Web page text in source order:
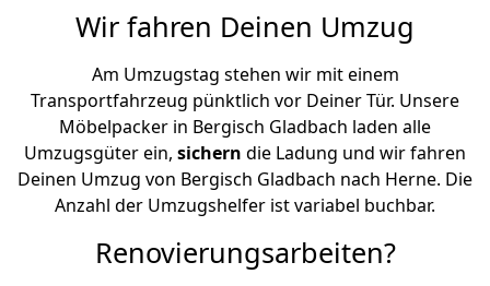
Wir fahren Deinen Umzug
Am Umzugstag stehen wir mit einem
Transportfahrzeug pünktlich vor Deiner Tür. Unsere
Möbelpacker in Bergisch Gladbach laden alle
Umzugsgüter ein, sichern die Ladung und wir fahren
Deinen Umzug von Bergisch Gladbach nach Herne. Die
Anzahl der Umzugshelfer ist variabel buchbar.
Renovierungsarbeiten?